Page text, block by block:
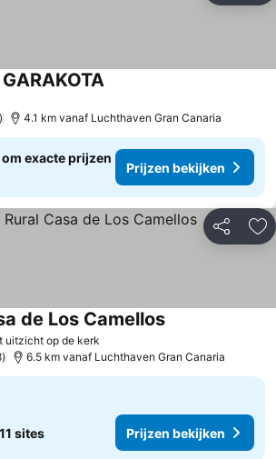
Prijzen bekijken
4.1 km vanaf Luchthaven Gran Canaria
exacte prijzen
Prijzen bekijken
Delen
uitzicht op de kerk
de Los CamellosPrijzen bekijken
6.5 km vanaf Luchthaven Gran Canaria
11 sites Prijzen bekijken